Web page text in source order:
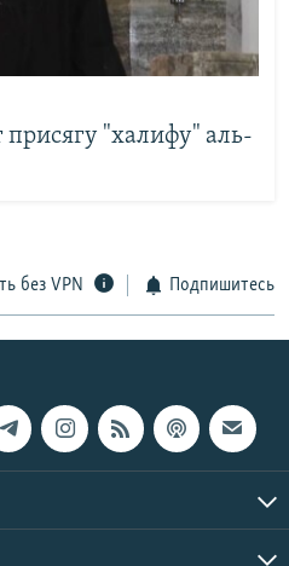
присягу "халифу" аль-
без VPN Подпишитесь